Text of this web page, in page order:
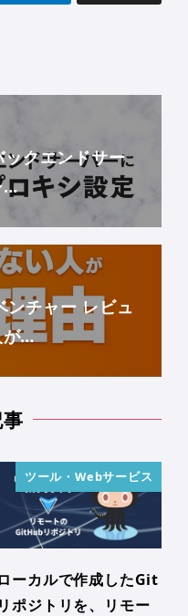
クエンドサー
…
ンチャー レビュ
が…
ツール・Webサービス
ローカルで作成したGit
リポジトリを、リモー